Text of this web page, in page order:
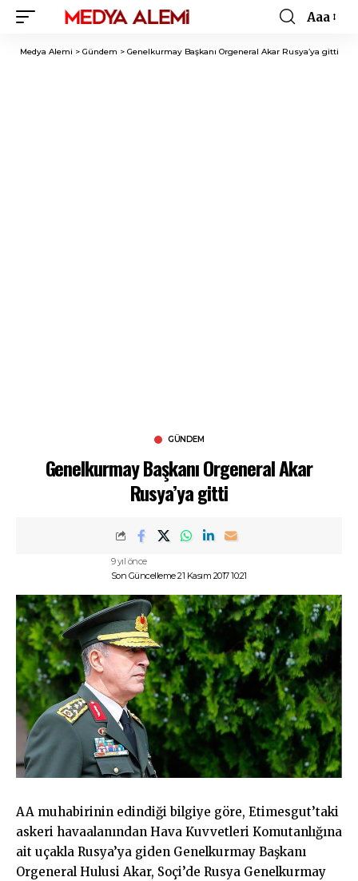
Font
Resizer
Aaa
Medya Alemi > Gündem > Genelkurmay Başkanı Orgeneral Akar Rusya’ya gitti
GÜNDEM
Genelkurmay Başkanı Orgeneral Akar
Rusya’ya gitti
Son Güncelleme 21 Kasım 2017 10:21
9 yıl önce
AA muhabirinin edindiği bilgiye göre, Etimesgut’taki
askeri havaalanından Hava Kuvvetleri Komutanlığına
ait uçakla Rusya’ya giden Genelkurmay Başkanı
Orgeneral Hulusi Akar, Soçi’de Rusya Genelkurmay